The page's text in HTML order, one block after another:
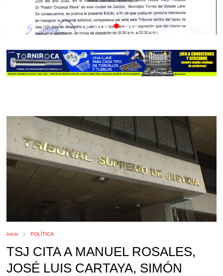
Inicio POLÍTICA
TSJ CITA A MANUEL ROSALES,
JOSÉ LUIS CARTAYA, SIMÓN